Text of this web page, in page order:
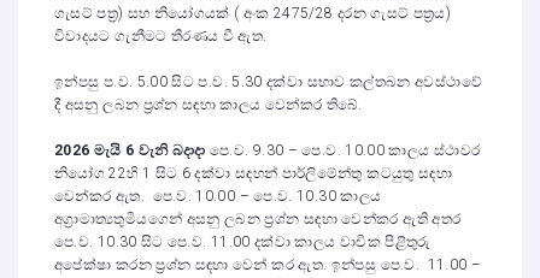
ගැසට් පත්‍ර) සහ නියෝගයක් ( අංක 2475/28 දරන ගැසට් පත්‍රය)
විවාදයට ගැනීමට තීරණය වී ඇත.
ඉන්පසු ප.ව. 5.00 සිට ප.ව. 5.30 දක්වා සභාව කල්තබන අවස්ථාවේ
දී අසනු ලබන ප්‍රශ්න සඳහා කාලය වෙන්කර තිබේ.
2026 මැයි 6 වැනි බදාදා පෙ.ව. 9.30 – පෙ.ව. 10.00 කාලය ස්ථාවර
නියෝග 22හි 1 සිට 6 දක්වා සඳහන් පාර්ලිමේන්තු කටයුතු සඳහා
වෙන්කර ඇත. පෙ.ව. 10.00 – පෙ.ව. 10.30 කාලය
අග්‍රාමාත්‍යතුමියගෙන් අසනු ලබන ප්‍රශ්න සඳහා වෙන්කර ඇති අතර
පෙ.ව. 10.30 සිට පෙ.ව. 11.00 දක්වා කාලය වාචික පිළිතුරු
අපේක්ෂා කරන ප්‍රශ්න සඳහා වෙන් කර ඇත. ඉන්පසු පෙ.ව. 11.00 –